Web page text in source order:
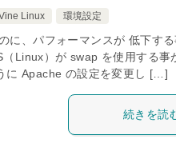
Linux 環境設定
に、パフォーマンスが 低下す
Linux）が swap を使用する事
に Apache の設定を変更し […]
続きを読